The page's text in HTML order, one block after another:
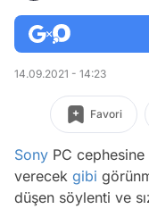
14.09.2021 - 14:23
Favori
Sony PC
verecek gibi
düşen söylenti ve